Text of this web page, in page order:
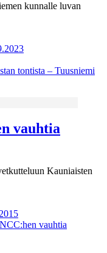
kunnalle luvan
tontista – Tuusniemi
vauhtia
Kauniaisten
vauhtia